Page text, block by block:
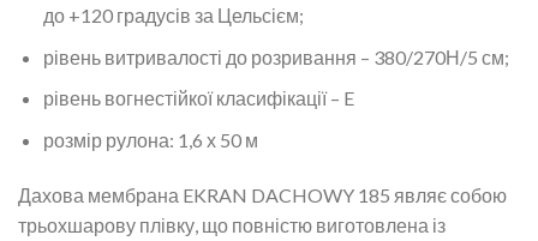
до +120 градусів за Цельсієм;
рівень витривалості до розривання – 380/270Н/5 см;
рівень вогнестійкої класифікації – E
розмір рулона: 1,6 х 50 м
Дахова мембрана EKRAN DACHOWY 185 являє собою
трьохшарову плівку, що повністю виготовлена із